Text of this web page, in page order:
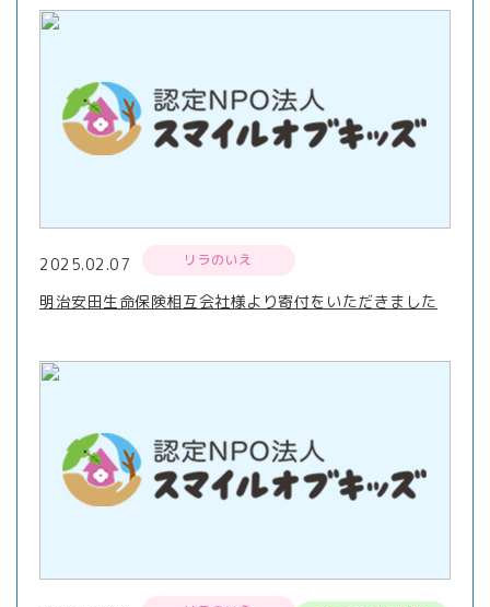
2025.02.07 リラのいえ
明治安田生命保険相互会社様より寄付をいただきました